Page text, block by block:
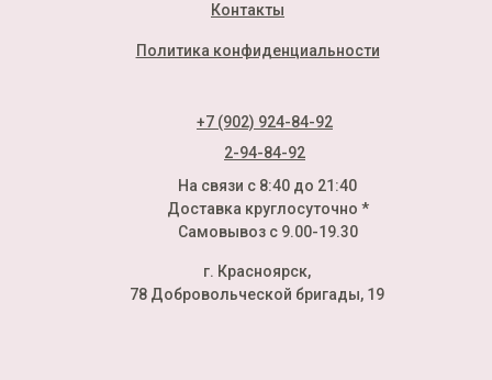
На связи с 8:40 до 21:40
Доставка круглосуточно *
Самовывоз с 9.00-19.30
г. Красноярск,
78 Добровольческой бригады, 19
Политика конфиденциальности
Контакты
+7 (902) 924-84-92
2-94-84-92